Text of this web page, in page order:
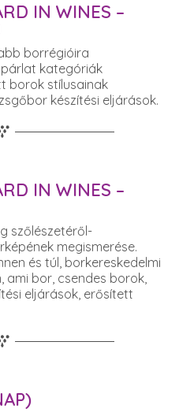
IN WINES –
borrégióira
kategóriák
borok stílusainak
készítési eljárások.
IN WINES –
szőlészetéről-
megismerése.
és túl, borkereskedelmi
ami bor, csendes borok,
eljárások, erősített